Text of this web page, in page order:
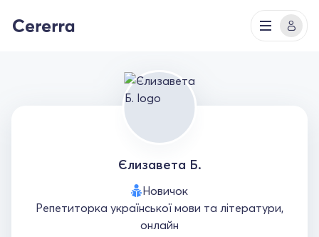
Єлизавета Б.
Новичок
Репетиторка української мови та літератури,
онлайн